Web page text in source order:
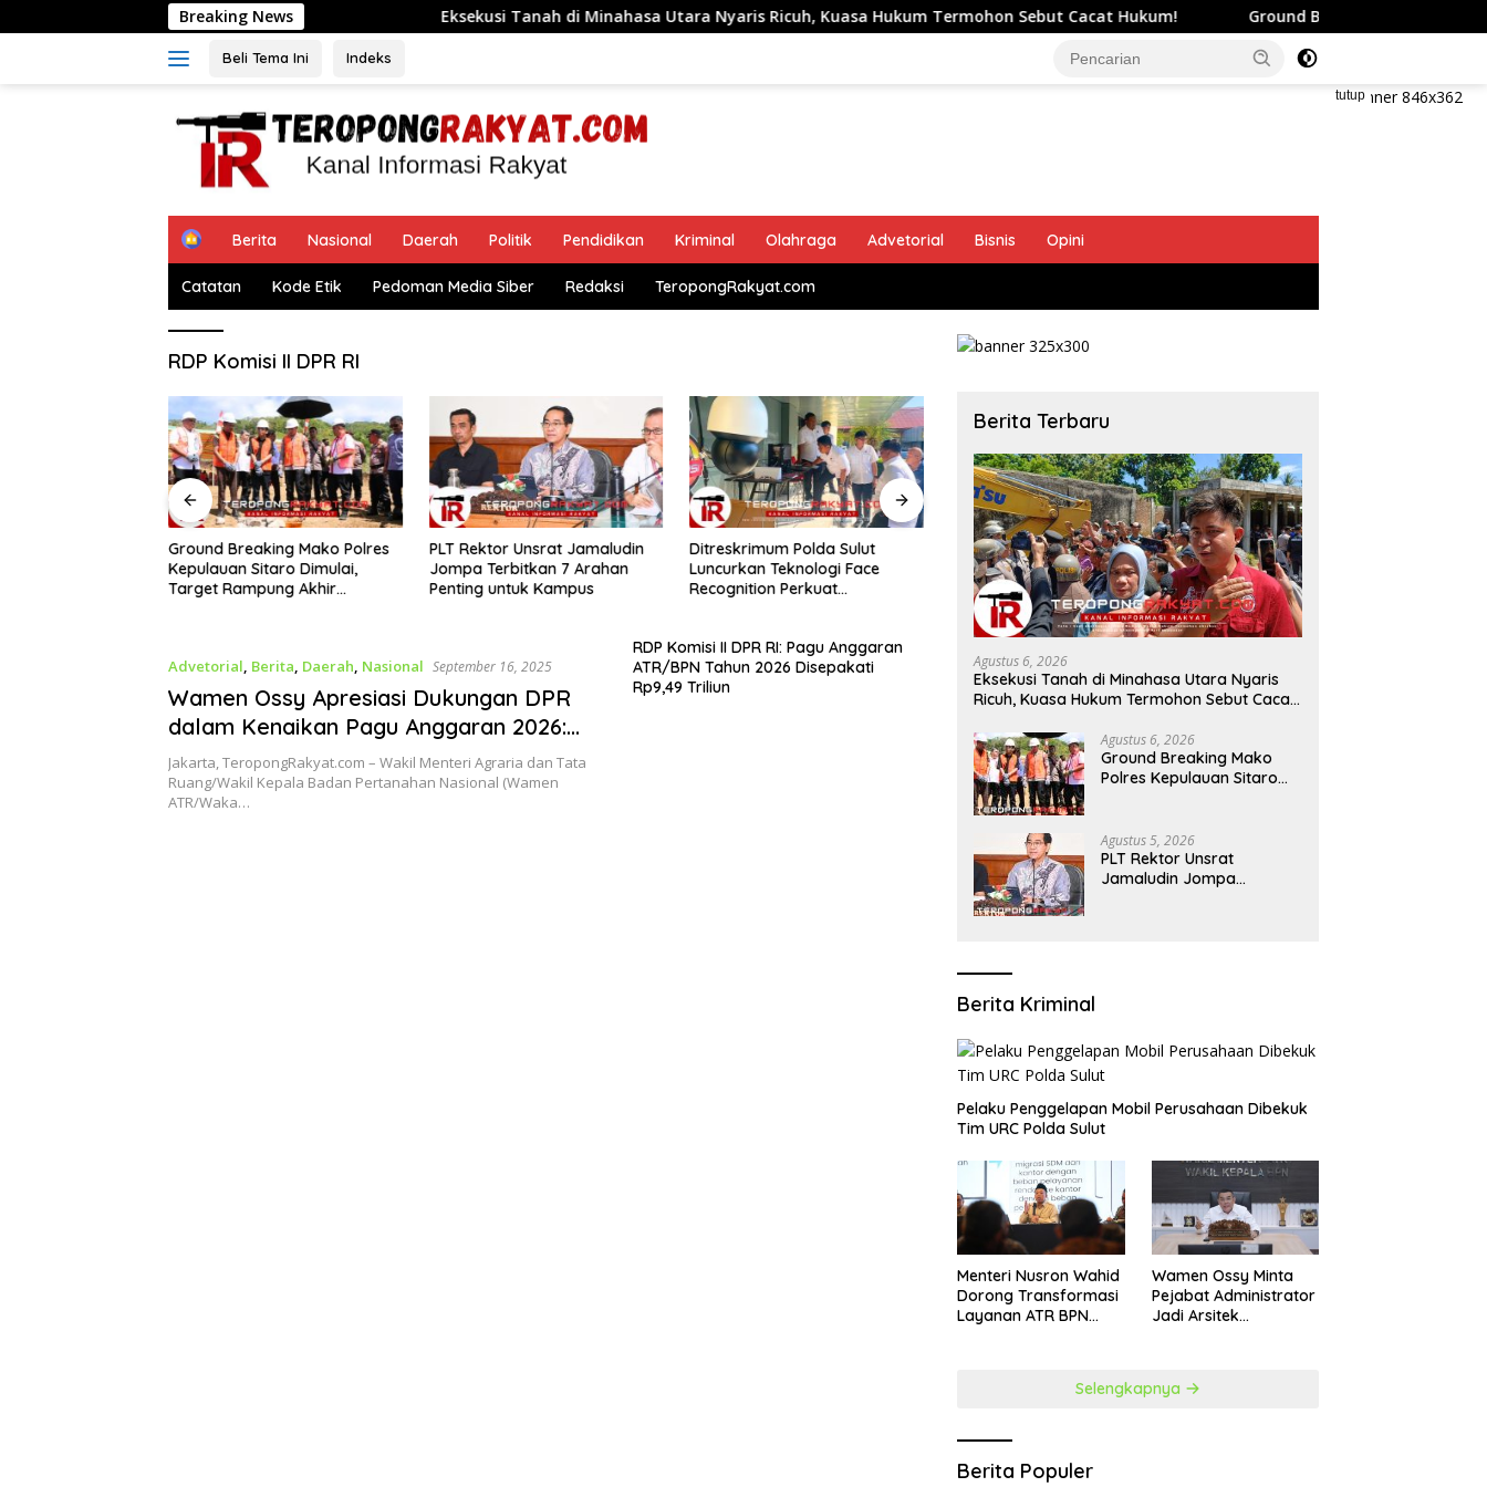
ke
Breaking News Eksekusi Tanah di Minahasa Utara Nyaris Ricuh, Kuasa Hukum Termohon Sebut Cacat Hukum! Ground Breaking Mako Polres Kepulauan
Beli Tema Ini Indeks
tutup
H
m
e
Berita Nasional Daerah Politik Pendidikan Kriminal Olahraga Advetorial Bisnis Opini
Catatan Kode Etik Pedoman Media Siber Redaksi TeropongRakyat.com
RDP Komisi II DPR RI
Ground Breaking Mako Polres
Kepulauan Sitaro Dimulai,
Target Rampung Akhir
​PLT Rektor Unsrat Jamaludin
Jompa Terbitkan 7 Arahan
Penting untuk Kampus
Ditreskrimum Polda Sulut
Luncurkan Teknologi Face
Recognition Perkuat
2026
DPRD dan Pemkab Sangihe
Mulai Bahas KUA-PPAS 2027,
Proyeksi Pendapatan Rp699
Miliar
Akademisi Unsrat Minta BPMS
GMIM Fokus pada Agenda
Gereja dan Dukung Penegakan
Hukum
Advetorial, Berita, Daerah, Nasional September 16, 2025
Wamen Ossy Apresiasi Dukungan DPR
dalam Kenaikan Pagu Anggaran 2026:
Fokus pada Layanan Publik dan SDM
Jakarta, TeropongRakyat.com – Wakil Menteri Agraria dan Tata
Ruang/Wakil Kepala Badan Pertanahan Nasional (Wamen
ATR/Waka…
RDP Komisi II DPR RI: Pagu Anggaran
ATR/BPN Tahun 2026 Disepakati
Rp9,49 Triliun
Berita Terbaru
Agustus 6, 2026
Eksekusi Tanah di Minahasa Utara Nyaris
Ricuh, Kuasa Hukum Termohon Sebut Cacat
Agustus 6, 2026
Ground Breaking Mako
Polres Kepulauan Sitaro
Agustus 5, 2026
​PLT Rektor Unsrat
Jamaludin Jompa
Berita Kriminal
​Pelaku Penggelapan Mobil Perusahaan Dibekuk
Tim URC Polda Sulut
​Menteri Nusron Wahid
Dorong Transformasi
Layanan ATR BPN
Wamen Ossy Minta
Pejabat Administrator
Jadi Arsitek
Selengkapnya
Berita Populer